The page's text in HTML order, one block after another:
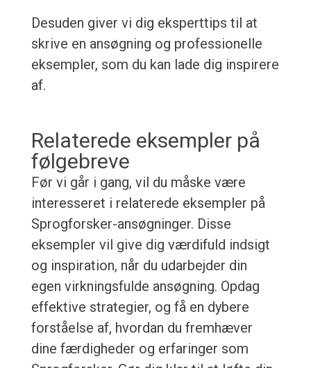
Desuden giver vi dig eksperttips til at
skrive en ansøgning og professionelle
eksempler, som du kan lade dig inspirere
af.
Relaterede eksempler på
følgebreve
Før vi går i gang, vil du måske være
interesseret i relaterede eksempler på
Sprogforsker-ansøgninger. Disse
eksempler vil give dig værdifuld indsigt
og inspiration, når du udarbejder din
egen virkningsfulde ansøgning. Opdag
effektive strategier, og få en dybere
forståelse af, hvordan du fremhæver
dine færdigheder og erfaringer som